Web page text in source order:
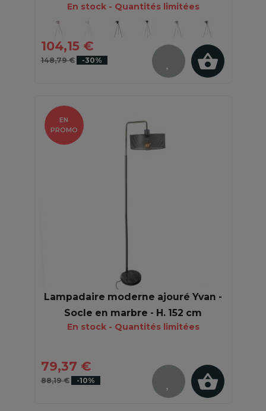
En stock - Quantités limitées
104,15 €
148,79 € -30%
Lampadaire moderne ajouré Yvan -
Socle en marbre - H. 152 cm
En stock - Quantités limitées
79,37 €
88,19 € -10%
EN
PROMO